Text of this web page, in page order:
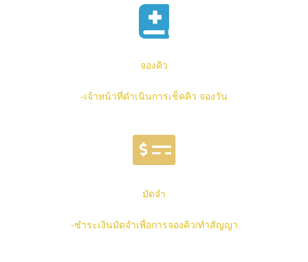
จองคิว
-เจ้าหน้าที่ดำเนินการเช็คคิว จองวัน
มัดจำ
-ชำระเงินมัดจำเพื่อการจองคิว/ทำสัญญา